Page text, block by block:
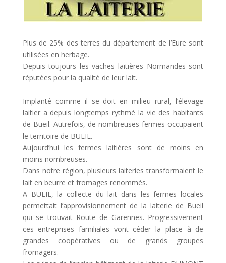
Plus de 25% des terres du département de l’Eure sont
utilisées en herbage.
Depuis toujours les vaches laitières Normandes sont
réputées pour la qualité de leur lait.
Implanté comme il se doit en milieu rural, l’élevage
laitier a depuis longtemps rythmé la vie des habitants
de Bueil. Autrefois, de nombreuses fermes occupaient
le territoire de BUEIL.
Aujourd’hui les fermes laitières sont de moins en
moins nombreuses.
Dans notre région, plusieurs laiteries transformaient le
lait en beurre et fromages renommés.
A BUEIL, la collecte du lait dans les fermes locales
permettait l’approvisionnement de la laiterie de Bueil
qui se trouvait Route de Garennes. Progressivement
ces entreprises familiales vont céder la place à de
grandes coopératives ou de grands groupes
fromagers.